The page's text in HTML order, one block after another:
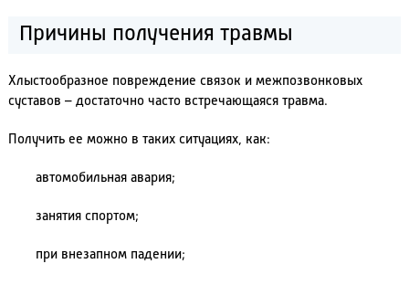
Причины получения травмы
Хлыстообразное повреждение связок и межпозвонковых
суставов – достаточно часто встречающаяся травма.
Получить ее можно в таких ситуациях, как:
автомобильная авария;
занятия спортом;
при внезапном падении;